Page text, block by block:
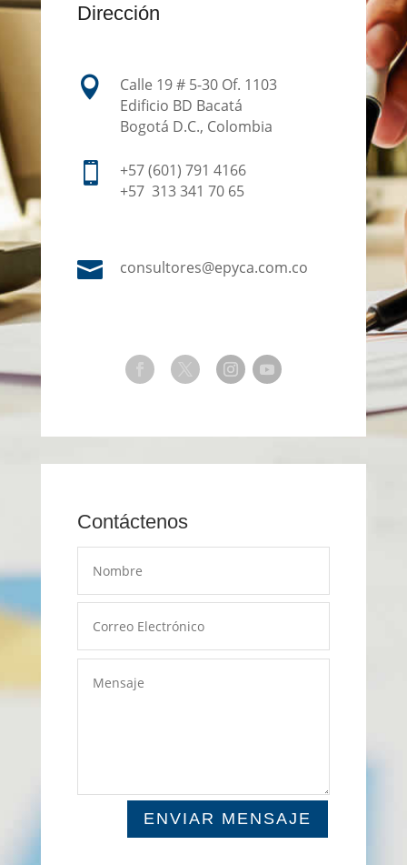
Dirección

Calle 19 # 5-30 Of. 1103
Edificio BD Bacatá
Bogotá D.C., Colombia

+57 (601) 791 4166
+57 313 341 70 65
 consultores@epyca.com.co
Contáctenos
ENVIAR MENSAJE